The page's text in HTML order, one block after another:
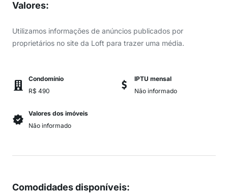
Valores:
Utilizamos informações de anúncios publicados por
proprietários no site da Loft para trazer uma média.
Condomínio
R$ 490
IPTU mensal
Não informado
Valores dos imóveis
Não informado
Comodidades disponíveis: